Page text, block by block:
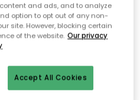
wurde nicht
Startseiteweiter navigieren.
and ads, and to analyze
option to opt out of any non-
site. However, blocking certain
of the website. Our privacy
Accept All Cookies